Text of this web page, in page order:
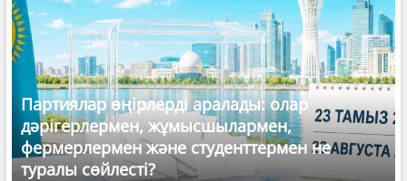
Партиялар өңірлерді аралады: олар
дәрігерлермен, жұмысшылармен,
фермерлермен және студенттермен не
туралы сөйлесті?